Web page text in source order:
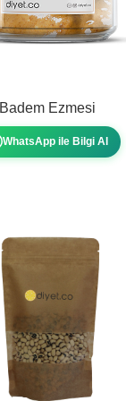
Badem Ezmesi
WhatsApp ile Bilgi Al